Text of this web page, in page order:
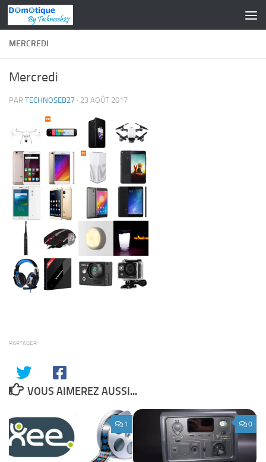
Skip to content
MERCREDI
Mercredi
PAR TECHNOSEB27 · 23 AOÛT 2017
PARTAGER
VOUS AIMEREZ AUSSI...
1 0